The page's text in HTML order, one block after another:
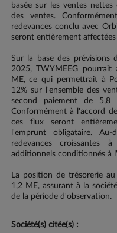
basée sur les ventes
des ventes.
redevances conclu avec
seront entièrement
Sur la base des prévisions
2025, TWYMEEG pourrait
ME, ce qui permettrait à
12% sur l'ensemble des
second paiement de
Conformément à l'accord
ces flux seront
l'emprunt obligataire.
redevances croissantes
additionnels conditionnés à
La position de trésorerie
1,2 ME, assurant à la
de la période d'observation.
Société(s) citée(s) :